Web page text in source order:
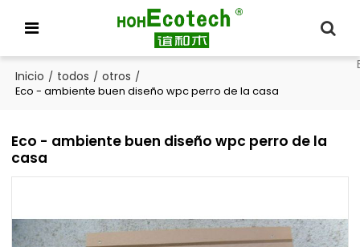
Inicio / todos / otros /
Eco - ambiente buen diseño wpc perro de la casa
Eco - ambiente buen diseño wpc perro de la
casa